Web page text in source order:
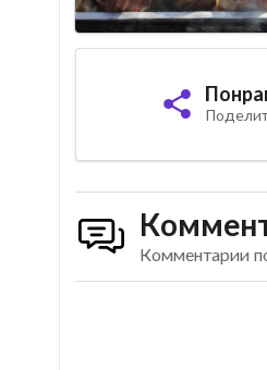
Комментарии